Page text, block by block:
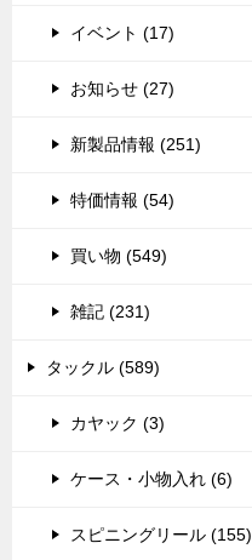
イベント (17)
お知らせ (27)
新製品情報 (251)
特価情報 (54)
買い物 (549)
雑記 (231)
タックル (589)
カヤック (3)
ケース・小物入れ (6)
スピニングリール (155)